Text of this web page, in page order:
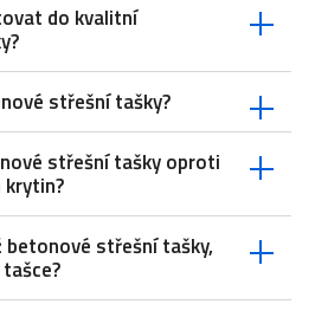
do kvalitní
střešní tašky?
střešní tašky oproti
betonové střešní tašky,